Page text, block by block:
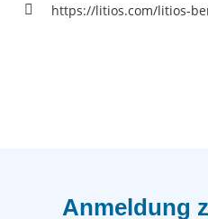
https://litios.com/litios-
Anmeldung